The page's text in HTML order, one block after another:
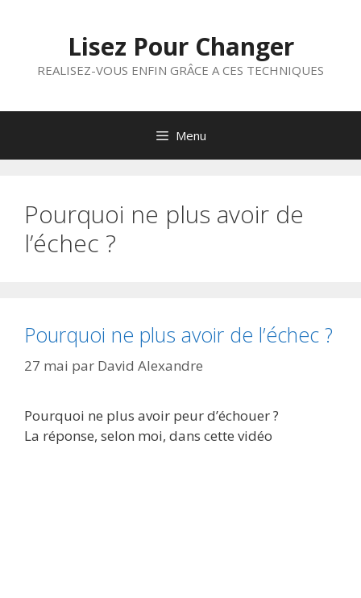
Lisez Pour Changer
REALISEZ-VOUS ENFIN GRÂCE A CES TECHNIQUES
Menu
Pourquoi ne plus avoir de
l’échec ?
Pourquoi ne plus avoir de l’échec ?
27 mai par David Alexandre
Pourquoi ne plus avoir peur d’échouer ?
La réponse, selon moi, dans cette vidéo